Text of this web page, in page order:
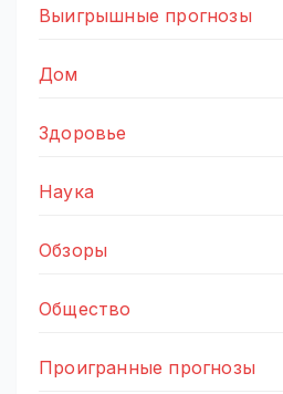
Выигрышные прогнозы
Дом
Здоровье
Наука
Обзоры
Общество
Проигранные прогнозы